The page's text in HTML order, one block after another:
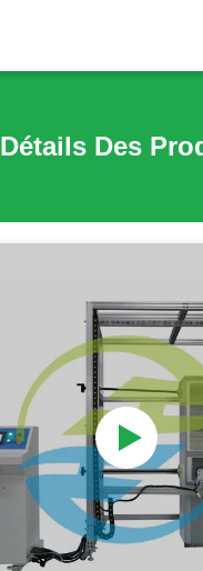
Détails Des